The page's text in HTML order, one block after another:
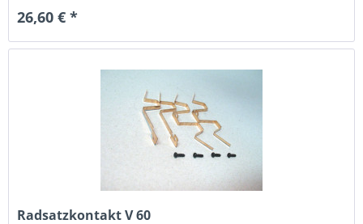
26,60 € *
Radsatzkontakt V 60